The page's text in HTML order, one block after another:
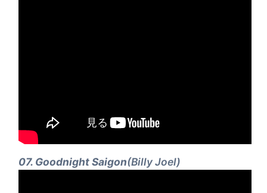
07. Goodnight Saigon(Billy Joel)